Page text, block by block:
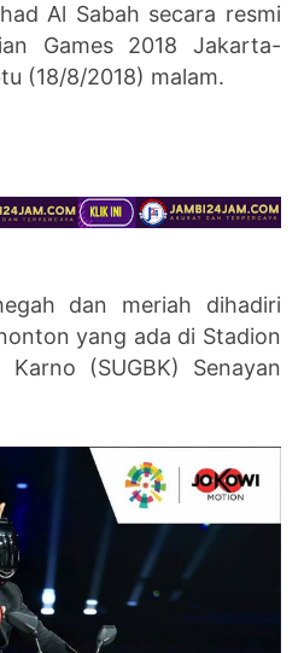
Al Sabah secara resmi
Games 2018 Jakarta-
(18/8/2018) malam.
dan meriah dihadiri
yang ada di Stadion
(SUGBK) Senayan